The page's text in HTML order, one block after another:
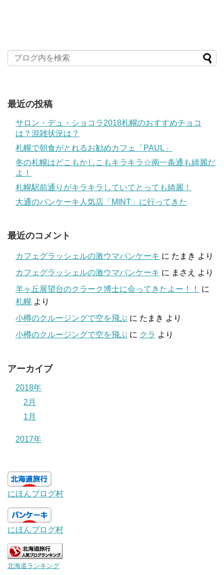
最近の投稿
サロン・デュ・ショコラ2018札幌のおすすめチョコ
は？混雑状況は？
札幌で朝食がとれるお勧めカフェ「PAUL」
冬の札幌はどこもかしこもキラキラ☆南一条通も綺麗だ
よ！
札幌駅前通りがキラキラしていてとっても綺麗！
大通のパンケーキ人気店「MINT」に行ってきた
最近のコメント
カフェグラッシェルの激ウマパンケーキ に たまき より
カフェグラッシェルの激ウマパンケーキ に まさえ
より
羊ヶ丘展望台のクラーク博士に会ってきたよー！！
に
札幌 より
小樽のクルージングで空を飛ぶ に たまき より
小樽のクルージングで空を飛ぶ に クラ より
アーカイブ
2018年
2月
1月
2017年
にほんブログ村
にほんブログ村
北海道ランキング